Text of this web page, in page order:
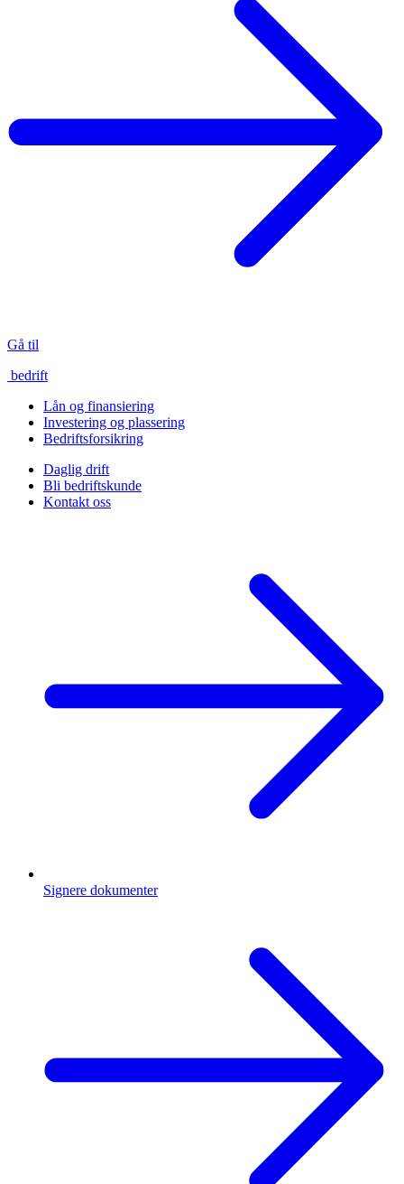
Gå til
bedrift
Lån og finansiering
Investering og plassering
Bedriftsforsikring
Daglig drift
Bli bedriftskunde
Kontakt oss
Signere dokumenter